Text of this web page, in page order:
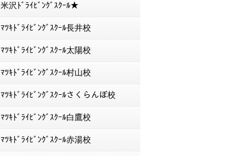
米沢ﾄﾞﾗｲﾋﾞﾝｸﾞｽｸｰﾙ★
ﾏﾂｷﾄﾞﾗｲﾋﾞﾝｸﾞｽｸｰﾙ長井校
ﾏﾂｷﾄﾞﾗｲﾋﾞﾝｸﾞｽｸｰﾙ太陽校
ﾏﾂｷﾄﾞﾗｲﾋﾞﾝｸﾞｽｸｰﾙ村山校
ﾏﾂｷﾄﾞﾗｲﾋﾞﾝｸﾞｽｸｰﾙさくらんぼ校
ﾏﾂｷﾄﾞﾗｲﾋﾞﾝｸﾞｽｸｰﾙ白鷹校
ﾏﾂｷﾄﾞﾗｲﾋﾞﾝｸﾞｽｸｰﾙ赤湯校